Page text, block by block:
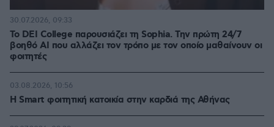
Το DEI College παρουσιάζει τη Sophia. Την πρώτη 24/7
βοηθό AI που αλλάζει τον τρόπο με τον οποίο μαθαίνουν οι
φοιτητές
30.07.2026, 09:33
Η Smart φοιτητική κατοικία στην καρδιά της Αθήνας
03.08.2026, 10:56